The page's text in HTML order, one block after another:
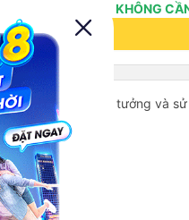
KHÔNG
tin chi tiếtkeyboard_arrow_down
mái, sạch sẽ, tin tưởng và
sau